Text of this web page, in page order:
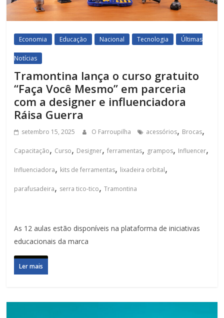
Economia Educação Nacional Tecnologia Últimas
Notícias
Tramontina lança o curso gratuito
“Faça Você Mesmo” em parceria
com a designer e influenciadora
Ráisa Guerra
setembro 15, 2025 O Farroupilha acessórios, Brocas,
Capacitação, Curso, Designer,ferramentas, grampos, Influencer,
Influenciadora, kits de ferramentas, lixadeira orbital,
parafusadeira, serra tico-tico,Tramontina
As 12 aulas estão disponíveis na plataforma de iniciativas
educacionais da marca
Ler mais